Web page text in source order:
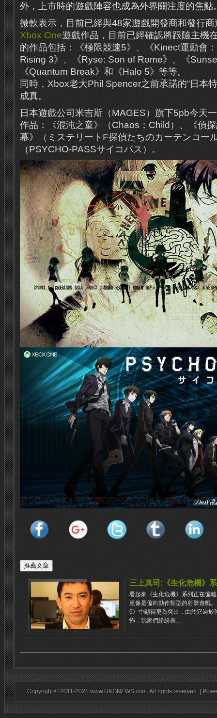
外，上市時的遊戲陣容也成為外界關注度的焦點
微軟表示，目前已經與48家遊戲開發商和發行
Xbox One遊戲作品，目前已經確認將跟隨主機
的作品包括：《極限競速5》、《Kinect運動會
Rising 3》、《Ryse: Son of Rome》、《
《Quantum Break》和《Halo 5》等等。
同時，Xbox老大Phil Spencer之前承諾的“日本
成真。
日本遊戲公司米吉斯（MAGES）旗下5pb今天
作品：《混沌之童》（Chaos；Child）、《偵
幕》（ミステリートF探偵たちのカーテンコー
（PSYCHO‐PASSサイコパス）。
三上真司:《生化危機》
看起來《生化危機》系列正在偏
更像是偏向動作類型的射擊遊戲
6》中顯得更為突出，由於它過
怖，玩家們紛紛表...
Copyright © 2011-2021 www.HKGNEWS.com. All rights reserved. |